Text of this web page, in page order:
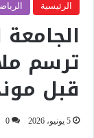
الرئيسية
ترسم
قبل
5 يونيو، 2026 0